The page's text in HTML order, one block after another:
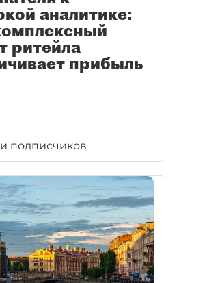
аналитике:
ритейла
прибыль
подписчиков